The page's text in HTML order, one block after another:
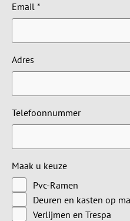
Email
Adres
Telefoonnummer
Maak u keuze
Pvc-Ramen
Deuren en kasten op
Verlijmen en Trespa